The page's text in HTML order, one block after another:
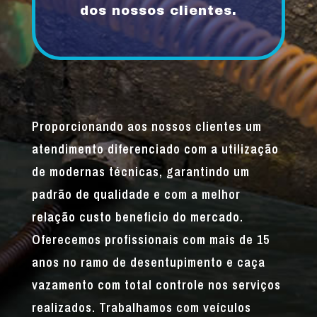
dos nossos clientes.
Proporcionando aos nossos clientes um
atendimento diferenciado com a utilização
de modernas técnicas, garantindo um
padrão de qualidade e com a melhor
relação custo beneficio do mercado.
Oferecemos profissionais com mais de 15
anos no ramo de desentupimento e caça
vazamento com total controle nos serviços
realizados. Trabalhamos com veículos